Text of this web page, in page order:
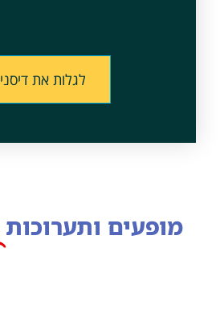
לגלות את דיסני
מופעים ותערוכות